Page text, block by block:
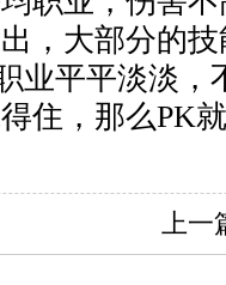
，大部分的
业平平淡淡，
住，那么PK
上一